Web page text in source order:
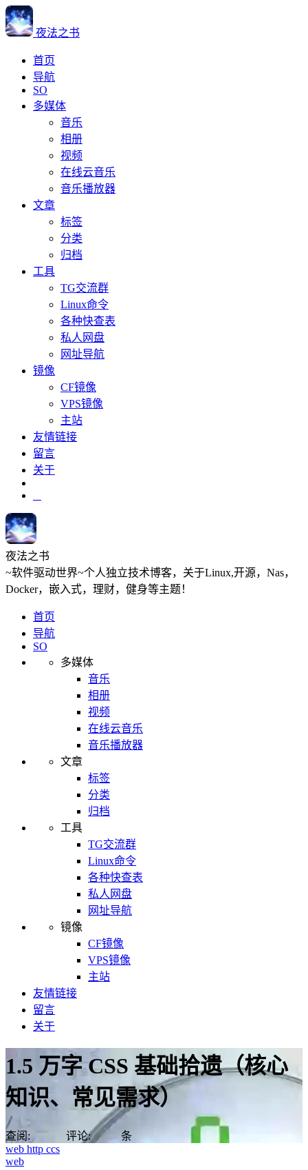
夜法之书
首页
导航
SO
多媒体
音乐
相册
视频
在线云音乐
音乐播放器
文章
标签
分类
归档
工具
TG交流群
Linux命令
各种快查表
私人网盘
网址导航
镜像
CF镜像
VPS镜像
主站
友情链接
留言
关于
夜法之书
~软件驱动世界~个人独立技术博客，关于Linux,开源，Nas，
Docker，嵌入式，理财，健身等主题！
首页
导航
SO
多媒体
音乐
相册
视频
在线云音乐
音乐播放器
文章
标签
分类
归档
工具
TG交流群
Linux命令
各种快查表
私人网盘
网址导航
镜像
CF镜像
VPS镜像
主站
友情链接
留言
关于
1.5 万字 CSS 基础拾遗（核心
知识、常见需求）
查阅: 评论:
条
web http ccs
web